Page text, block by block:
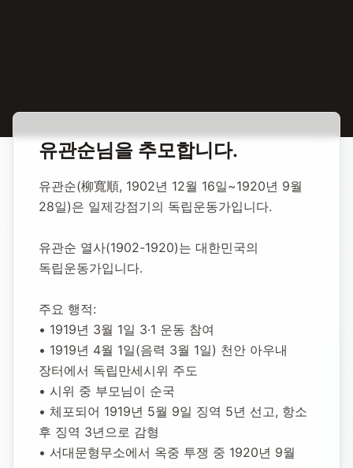
합동 추모 유관순 독립운동가
유관순 독립운동가
추모소 개설: 2025년 11월 4일
유관순님을 추모합니다.
유관순(柳寬順, 1902년 12월 16일~1920년 9월
28일)은 일제강점기의 독립운동가입니다.
유관순 열사(1902-1920)는 대한민국의
독립운동가입니다.
주요 행적:
• 1919년 3월 1일 3·1 운동 참여
• 1919년 4월 1일(음력 3월 1일) 천안 아우내
장터에서 독립만세시위 주도
• 시위 중 부모님이 순국
• 체포되어 1919년 5월 9일 징역 5년 선고, 항소
후 징역 3년으로 감형
• 서대문형무소에서 옥중 투쟁 중 1920년 9월